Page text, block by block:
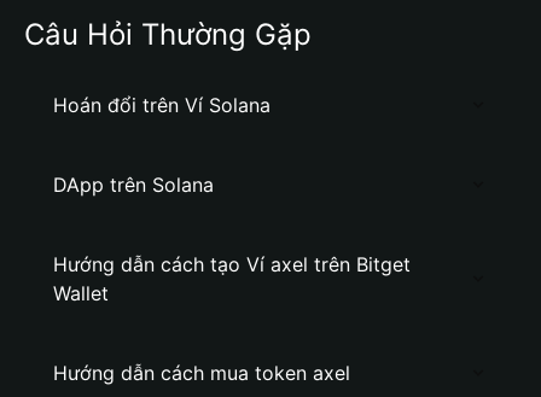
Câu Hỏi Thường Gặp
Hoán đổi trên Ví Solana
DApp trên Solana
Hướng dẫn cách tạo Ví axel trên Bitget
Wallet
Hướng dẫn cách mua token axel